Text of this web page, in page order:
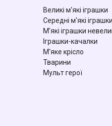
Великі м'які іграшки
Середні м'які іграшки
М'які іграшки
Іграшки-качалки
М'яке крісло
Тварини
Мульт герої